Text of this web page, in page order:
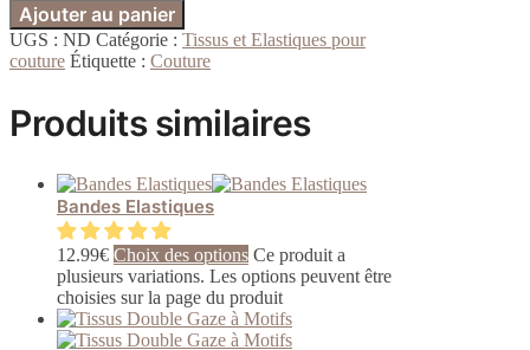
Ajouter au panier
UGS : ND Catégorie : Tissus et Elastiques pour
couture Étiquette : Couture
Produits similaires
Bandes Elastiques
12.99€ Choix des options Ce produit a
plusieurs variations. Les options peuvent être
choisies sur la page du produit